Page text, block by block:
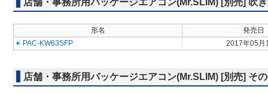
店舗・事務所用パッケージエアコン(Mr.SLIM) [別売] 吹
形名
発売日
PAC-KW63SFP
2017年05月
店舗・事務所用パッケージエアコン(Mr.SLIM) [別売] そ